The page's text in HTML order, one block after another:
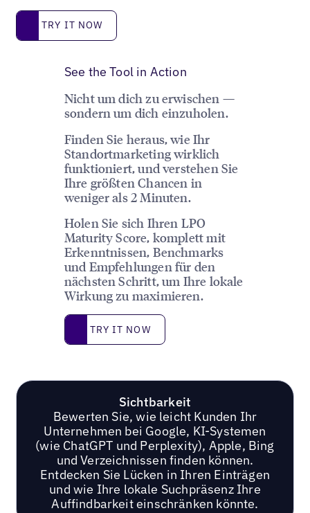
Try it now
TRY IT NOW
See the Tool in Action
Nicht um dich zu erwischen —
sondern um dich einzuholen.
Finden Sie heraus, wie Ihr
Standortmarketing wirklich
funktioniert, und verstehen Sie
Ihre größten Chancen in
weniger als 2 Minuten.
Holen Sie sich Ihren LPO
Maturity Score, komplett mit
Erkenntnissen, Benchmarks
und Empfehlungen für den
nächsten Schritt, um Ihre lokale
Wirkung zu maximieren.
Try it nowTRY IT NOW
Sichtbarkeit
Bewerten Sie, wie leicht Kunden Ihr
Unternehmen bei Google, KI-Systemen
(wie ChatGPT und Perplexity), Apple, Bing
und Verzeichnissen finden können.
Entdecken Sie Lücken in Ihren Einträgen
und wie Ihre lokale Suchpräsenz Ihre
Auffindbarkeit einschränken könnte.